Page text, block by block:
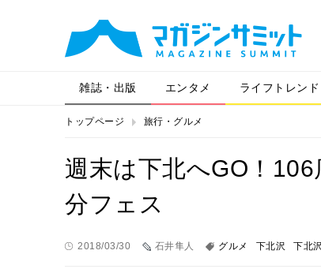
雑誌・出版 エンタメ ライフトレンド
トップページ 旅行・グルメ
週末は下北へGO！
分フェス
2018/03/30 石井隼人 グルメ 下北沢 下北